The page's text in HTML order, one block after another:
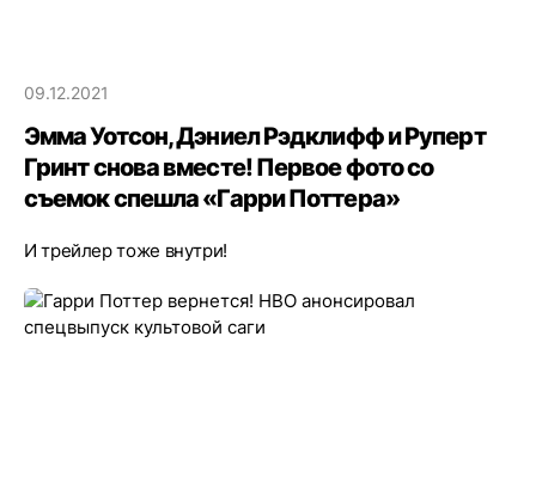
09.12.2021
Эмма Уотсон, Дэниел Рэдклифф и Руперт
Гринт снова вместе! Первое фото со
съемок спешла «Гарри Поттера»
И трейлер тоже внутри!